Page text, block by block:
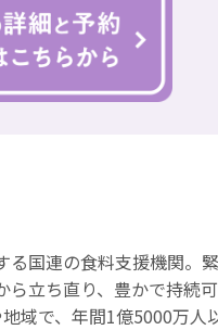
る国連の食料支援機関。
ら立ち直り、豊かで持続
域で、年間1億5000万